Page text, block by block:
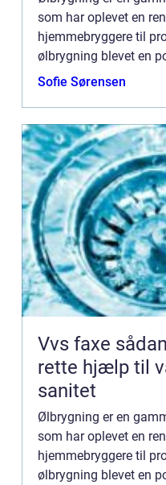
som har oplevet en
hjemmebryggere til
ølbrygning blevet en
blomstrende industri. I...
Sofie Sørensen
Vvs faxe sådan finder du den
rette hjælp til
sanitet
Ølbrygning er en
som har oplevet en
hjemmebryggere til
ølbrygning blevet en